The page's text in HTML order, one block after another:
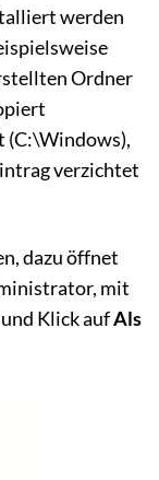
werden
Ordner
(C:\Windows),
verzichtet
dazu öffnet
mit
Klick aufAls